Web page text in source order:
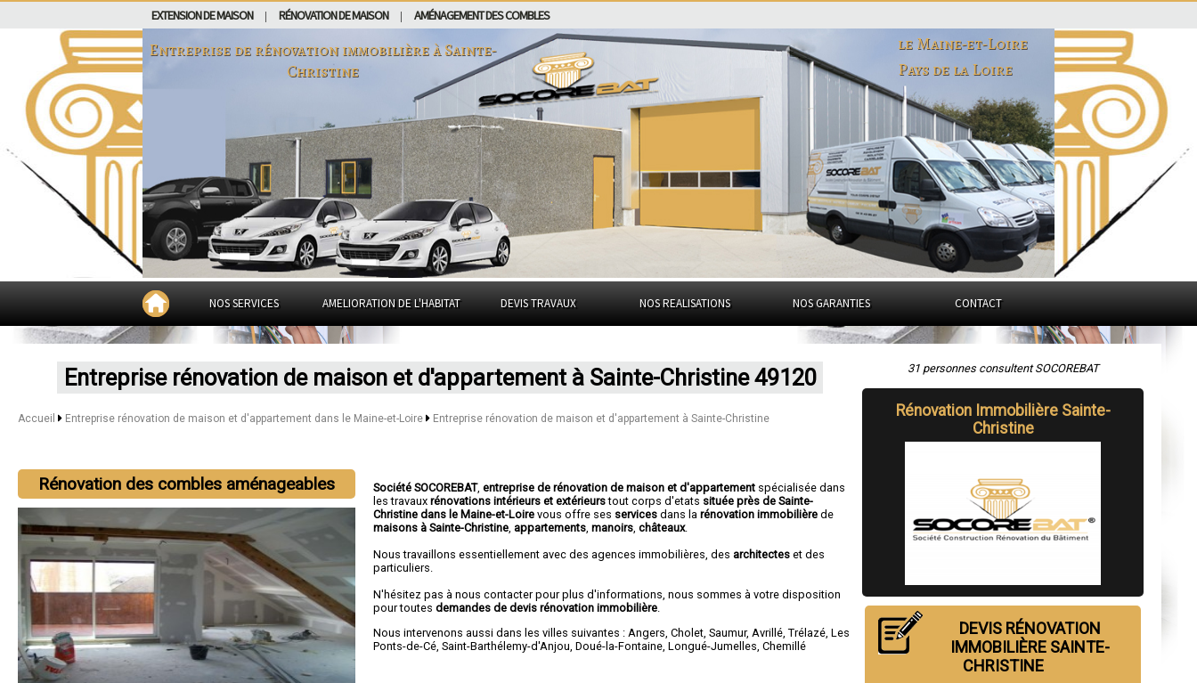
EXTENSION DE MAISON RÉNOVATION DE MAISON AMÉNAGEMENT DES COMBLES
Entreprise de rénovation immobilière àSainte-
Christine
le Maine-et-Loire
Pays de la Loire
NOS SERVICES AMELIORATION DE L'HABITAT DEVIS TRAVAUX NOS REALISATIONS NOS GARANTIES CONTACT
Entreprise rénovation de maison et d'appartement à Sainte-Christine 49120
Accueil Entreprise rénovation de maison et d'appartement dans le Maine-et-Loire Entreprise rénovation de maison et d'appartement à Sainte-Christine
Rénovation des combles aménageables Société SOCOREBAT,entreprise de rénovation de maison et d'appartement spécialisée dans
les travauxrénovations intérieurs et extérieurstout corps d'etats située près de Sainte-
Christine dans le Maine-et-Loirevous offre ses services dans larénovation immobilière de
maisons à Sainte-Christine appartements ,manoirs ,châteaux.
Nous travaillons essentiellement avec des agences immobilières, des architectes et des
particuliers.
N'hésitez pas à nous contacter pour plus d'informations, nous sommes à votre disposition
pour toutesdemandes de devis rénovation immobilière
Nous intervenons aussi dans les villes suivantes : Angers ,Cholet ,Saumur, Avrillé ,Trélazé ,Les
Ponts-de-Cé ,Saint-Barthélemy-d'Anjou ,Doué-la-Fontaine ,Longué-Jumelles ,Chemillé
31 personnes consultent SOCOREBAT
Rénovation Immobilière Sainte-
Christine
DEVIS RÉNOVATION
IMMOBILIÈRE SAINTE-
CHRISTINE